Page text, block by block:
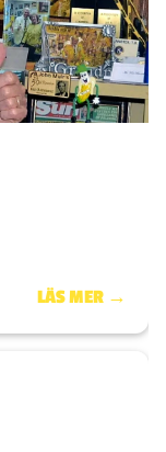
LÄS MER →